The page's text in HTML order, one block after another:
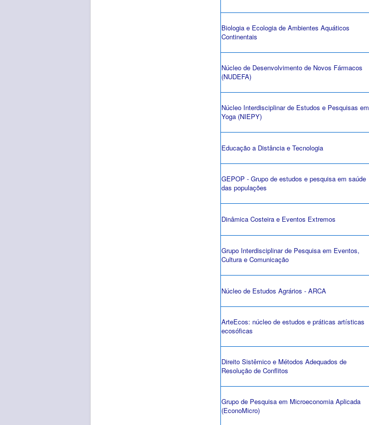
Biologia e Ecologia de Ambientes Aquáticos
Continentais
Núcleo de Desenvolvimento de Novos Fármacos
(NUDEFA)
Núcleo Interdisciplinar de Estudos e Pesquisas em
Yoga (NIEPY)
Educação a Distância e Tecnologia
GEPOP - Grupo de estudos e pesquisa em saúde
das populações
Dinâmica Costeira e Eventos Extremos
Grupo Interdisciplinar de Pesquisa em Eventos,
Cultura e Comunicação
Núcleo de Estudos Agrários - ARCA
ArteEcos: núcleo de estudos e práticas artísticas
ecosóficas
Direito Sistêmico e Métodos Adequados de
Resolução de Conflitos
Grupo de Pesquisa em Microeconomia Aplicada
(EconoMicro)